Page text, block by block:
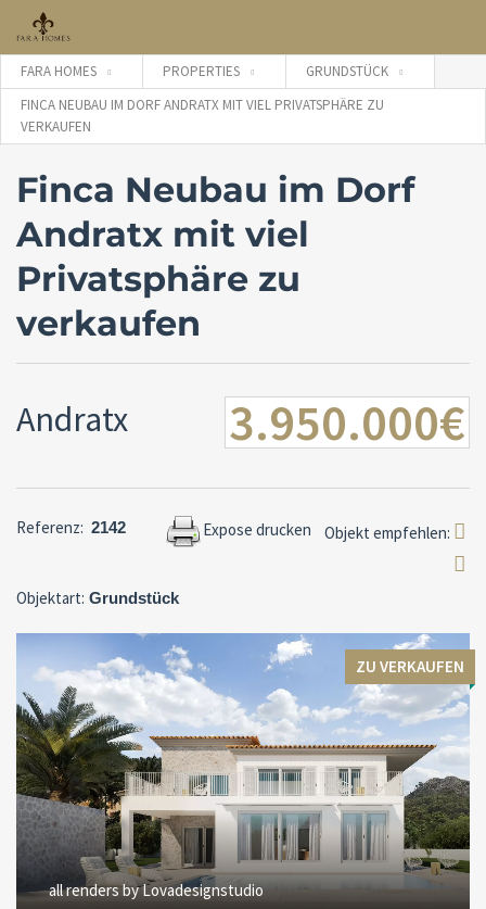
FARA HOMES PROPERTIES
GRUNDSTÜCK
FINCA NEUBAU IM DORF ANDRATX MIT VIEL PRIVATSPHÄRE ZU
VERKAUFEN
Finca Neubau im Dorf
Andratx mit viel
Privatsphäre zu
verkaufen
Andratx 3.950.000€
Referenz: 2142 Expose drucken Objekt empfehlen:
Objektart: Grundstück
ZU VERKAUFEN
all renders by Lovadesignstudio